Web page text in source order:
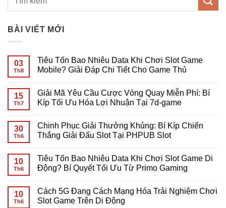
BÀI VIẾT MỚI
03
Th8
Tiêu Tốn Bao Nhiêu Data Khi Chơi Slot Game
Mobile? Giải Đáp Chi Tiết Cho Game Thủ
bình
luận
ở
Bao
Nhiêu
Data
Slot
Game
Mobile?
Chi
Tiết
Cho
15
Th7
Giải Mã Yêu Cầu Cược Vòng Quay Miễn Phí: Bí
Kíp Tối Ưu Hóa Lợi Nhuận Tại 7d-game
bình
luận
ở
Yêu
Cầu
Cược
Miễn
Phí:
Bí
30
Th6
Chinh Phục Giải Thưởng Khủng: Bí Kíp Chiến
Thắng Giải Đấu Slot Tại PHPUB Slot
bình
luận
ở
Giải
Thưởng
Khủng:
10
Th6
Tiêu Tốn Bao Nhiêu Data Khi Chơi Slot Game Di
Động? Bí Quyết Tối Ưu Từ Primo Gaming
bình
luận
ở
10
Th6
Cách 5G Đang Cách Mạng Hóa Trải Nghiệm Chơi
Slot Game Trên Di Động